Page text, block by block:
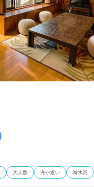
大人数 海が近い 海水浴